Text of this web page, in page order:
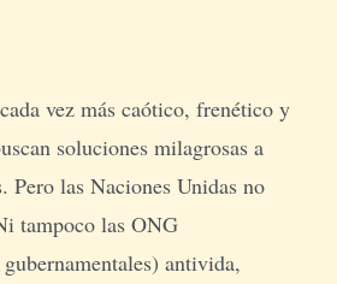
vez más caótico, frenético y
soluciones milagrosas a
Pero las Naciones Unidas no
tampoco las ONG
antivida,